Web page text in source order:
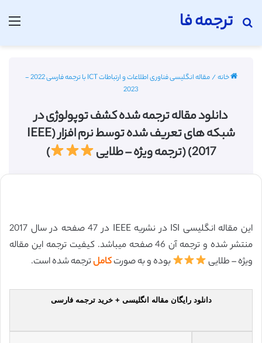
ترجمه فا
جستجو برای
خانه/
مقاله انگلیسی فناوری اطلاعات و ارتباطات ICT با ترجمه فارسی 2022 -
2023
دانلود مقاله ترجمه شده کشف توپولوژی در
شبکه های تعریف شده توسط نرم افزار (IEEE
2017) (ترجمه ویژه – طلایی
)
این مقاله انگلیسی ISI در نشریه IEEE در 47 صفحه در سال 2017
منتشر شده و ترجمه آن 46 صفحه میباشد. کیفیت ترجمه این مقاله
ویژه – طلایی
بوده و به صورتکاملترجمه شده است.
دانلود رایگان مقاله انگلیسی + خرید ترجمه فارسی